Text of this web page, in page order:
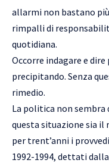
allarmi non bastano
rimpalli di
quotidiana.
Occorre indagare e
precipitando. Senza
rimedio.
La politica non
questa situazione sia
per trent’anni i
1992-1994, dettati